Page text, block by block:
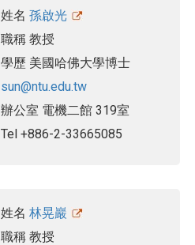
姓名 孫啟光
職稱 教授
學歷 美國哈佛大學博士
sun@ntu.edu.tw
辦公室 電機二館 319室
Tel +886-2-33665085
姓名 林晃巖
職稱 教授